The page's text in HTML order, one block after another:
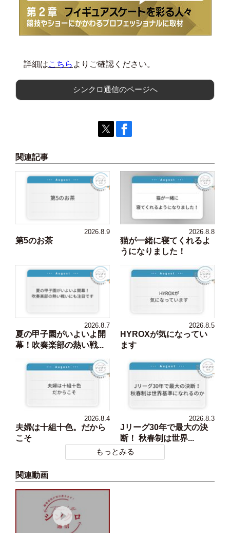
詳細はこちら よりご確認ください。
シンクロ通信のページへ
関連記事
2026.8.9
第5のお茶
2026.8.8
猫が一緒に寝てくれるよ
うになりました！
2026.8.7
夏の甲子園がいよいよ開
幕！吹奏楽部の熱い戦...
2026.8.5
HYROXが気になってい
ます
2026.8.4
夫婦は十組十色。だから
こそ
2026.8.3
Jリーグ30年で最大の決
断！ 秋春制は世界...
もっとみる
関連動画